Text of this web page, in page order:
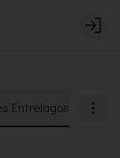
Login
Entrelagos